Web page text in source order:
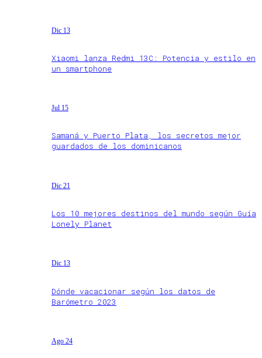
Dic 13
Xiaomi lanza Redmi 13C: Potencia y estilo en
un smartphone
Jul 15
Samaná y Puerto Plata, los secretos mejor
guardados de los dominicanos
Dic 21
Los 10 mejores destinos del mundo según Guía
Lonely Planet
Dic 13
Dónde vacacionar según los datos de
Barómetro 2023
Ago 24